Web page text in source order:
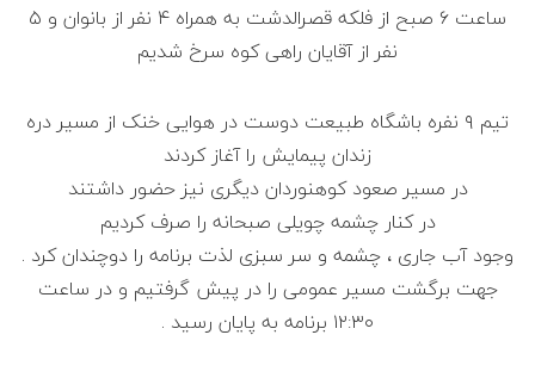
ساعت ۶ صبح از فلکه قصرالدشت به همراه ۴ نفر از بانوان و ۵
نفر از آقایان راهی کوه سرخ شدیم
تیم ۹ نفره باشگاه طبیعت دوست در هوایی خنک از مسیر دره
زندان پیمایش را آغاز کردند
در مسیر صعود کوهنوردان دیگری نیز حضور داشتند
در کنار چشمه چویلی صبحانه را صرف کردیم
وجود آب جاری ، چشمه و سر سبزی لذت برنامه را دوچندان کرد .
جهت برگشت مسیر عمومی را در پیش گرفتیم و در ساعت
۱۲:۳۰ برنامه به پایان رسید .